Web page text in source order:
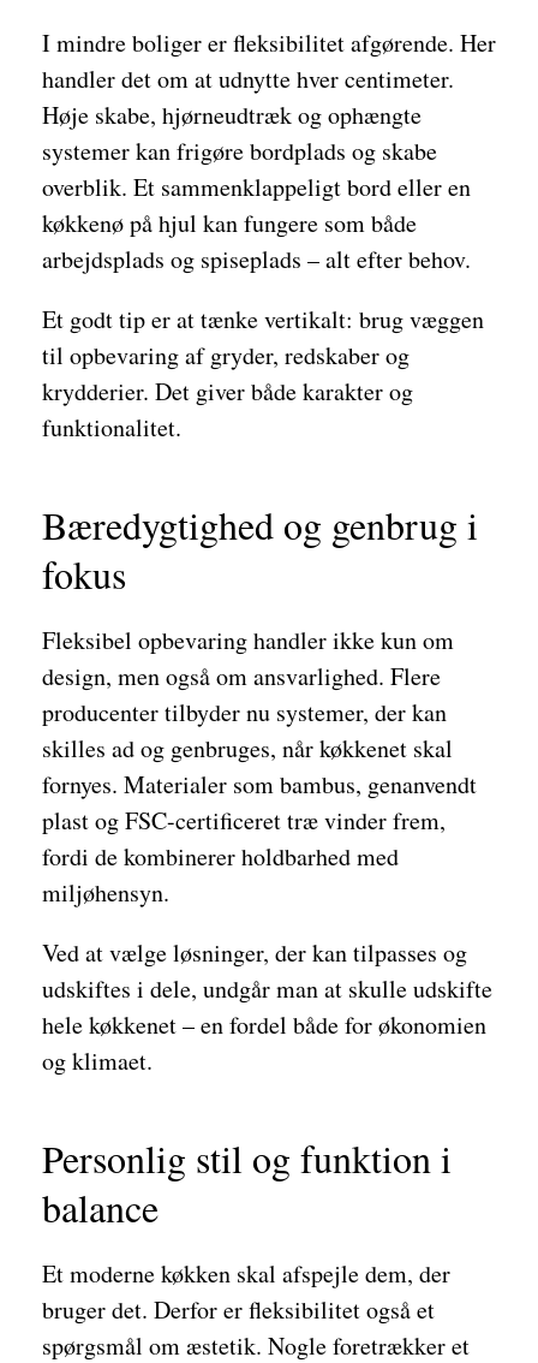
I mindre boliger er fleksibilitet afgørende. Her
handler det om at udnytte hver centimeter.
Høje skabe, hjørneudtræk og ophængte
systemer kan frigøre bordplads og skabe
overblik. Et sammenklappeligt bord eller en
køkkenø på hjul kan fungere som både
arbejdsplads og spiseplads – alt efter behov.
Et godt tip er at tænke vertikalt: brug væggen
til opbevaring af gryder, redskaber og
krydderier. Det giver både karakter og
funktionalitet.
Bæredygtighed og genbrug i
fokus
Fleksibel opbevaring handler ikke kun om
design, men også om ansvarlighed. Flere
producenter tilbyder nu systemer, der kan
skilles ad og genbruges, når køkkenet skal
fornyes. Materialer som bambus, genanvendt
plast og FSC-certificeret træ vinder frem,
fordi de kombinerer holdbarhed med
miljøhensyn.
Ved at vælge løsninger, der kan tilpasses og
udskiftes i dele, undgår man at skulle udskifte
hele køkkenet – en fordel både for økonomien
og klimaet.
Personlig stil og funktion i
balance
Et moderne køkken skal afspejle dem, der
bruger det. Derfor er fleksibilitet også et
spørgsmål om æstetik. Nogle foretrækker et